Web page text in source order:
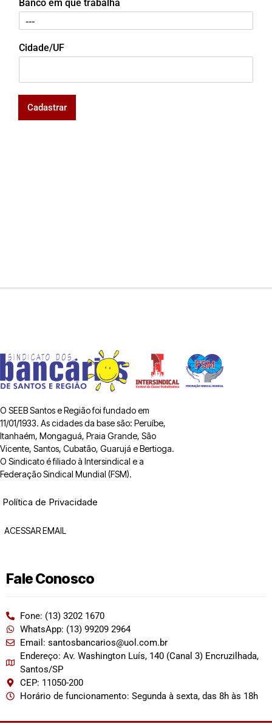
Banco em que trabalha
Cidade/UF
Cadastrar
O SEEB Santos e Região foi fundado em
11/01/1933. As cidades da base são: Peruíbe,
Itanhaém, Mongaguá, Praia Grande, São
Vicente, Santos, Cubatão, Guarujá e Bertioga.
O Sindicato é filiado à Intersindical e a
Federação Sindical Mundial (FSM).
Política de Privacidade
ACESSAR EMAIL
Fale Conosco
Fone: (13) 3202 1670
WhatsApp: (13) 99209 2964
Email: santosbancarios@uol.com.br
Endereço: Av. Washington Luís, 140 (Canal 3) Encruzilhada,
Santos/SP
CEP: 11050-200
Horário de funcionamento: Segunda à sexta, das 8h às 18h